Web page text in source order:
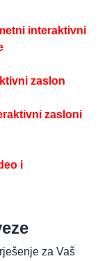
interaktivni
zaslon
zasloni
i
za Vaš